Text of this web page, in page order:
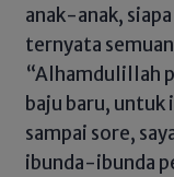
anak-anak,
ternyata
“Alhamdulillah
baju baru, untuk
sampai sore,
ibunda-ibunda